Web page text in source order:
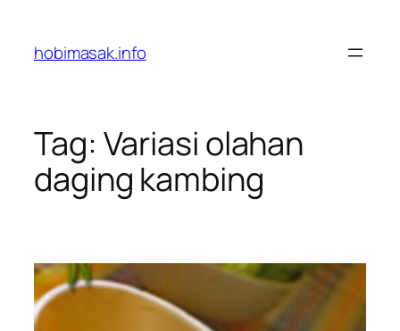
content
hobimasak.info
Tag: Variasi olahan
daging kambing